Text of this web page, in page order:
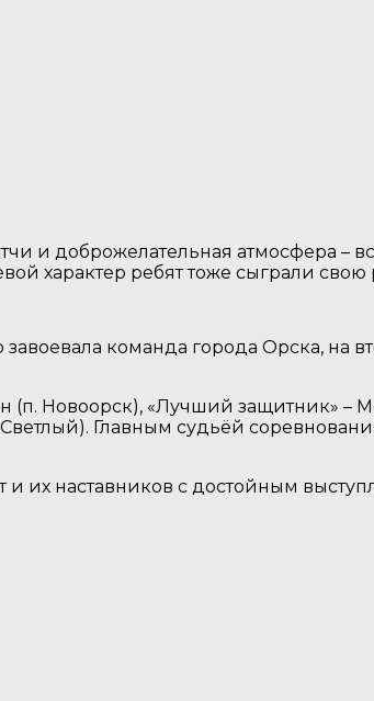
доброжелательная атмосфера –
характер ребят тоже сыграли свою
команда города Орска, на
Новоорск), «Лучший защитник» –
Главным судьёй
их наставников с достойным